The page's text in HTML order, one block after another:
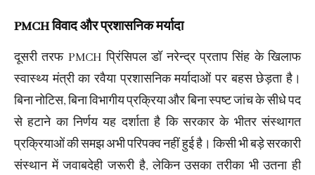
PMCH विवाद और प्रशासनिक मर्यादा
दूसरी तरफ PMCH प्रिंसिपल डॉ नरेन्द्र प्रताप सिंह के खिलाफ
स्वास्थ्य मंत्री का रवैया प्रशासनिक मर्यादाओं पर बहस छेड़ता है।
बिना नोटिस, बिना विभागीय प्रक्रिया और बिना स्पष्ट जांच के सीधे पद
से हटाने का निर्णय यह दर्शाता है कि सरकार के भीतर संस्थागत
प्रक्रियाओं की समझ अभी परिपक्व नहीं हुई है। किसी भी बड़े सरकारी
संस्थान में जवाबदेही जरूरी है, लेकिन उसका तरीका भी उतना ही